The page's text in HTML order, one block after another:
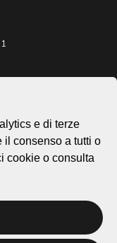
e di terze
il consenso a tutti o
cookie o consulta